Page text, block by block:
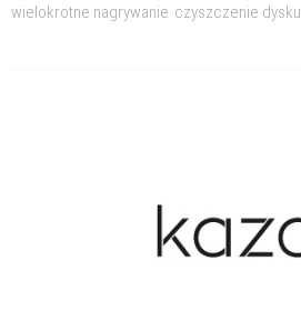
wielokrotne nagrywanie czyszczenie dysku